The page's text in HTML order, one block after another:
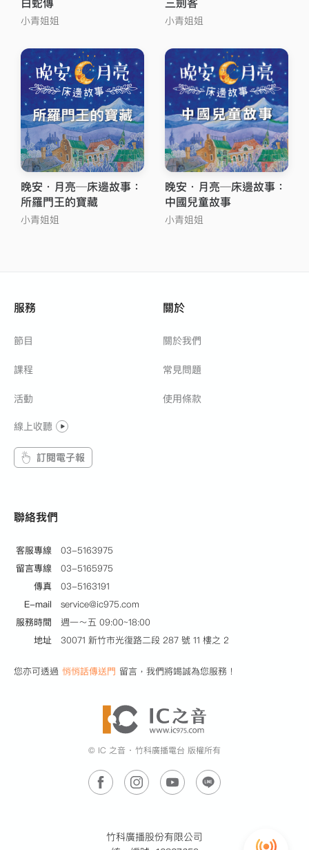
小青姐姐 小青姐姐
晚安．月亮─床邊故事：
所羅門王的寶藏
小青姐姐
晚安．月亮─床邊故事：
中國兒童故事
小青姐姐
© IC 之音 ‧ 竹科廣播電台 版權所有
竹科廣播股份有限公司
服務
節目
課程
活動
線上收聽
訂閱電子報
關於
關於我們
常見問題
使用條款
聯絡我們
客服專線
03-5163975
留言專線
03-5165975
傳真
03-5163191
E-mail
service@ic975.com
服務時間
週一～五 09:00~18:00
地址
30071 新竹市光復路二段 287 號 11 樓之 2
您亦可透過 悄悄話傳送門 留言，我們將竭誠為您服務！